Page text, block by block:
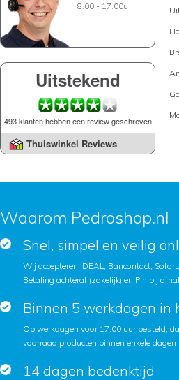
8.00 - 17.00u
Uitstekend
493 klanten hebben een review geschreven
Thuiswinkel Reviews
Waarom Pedroshop.nl
Snel, simpel en veilig
Wij accepteren iDEAL, Bancontact,
Betaling achteraf (zakelijk) en Pin bij
Binnen 5 werkdagen in
Op werkdagen voor 17.00 uur besteld,
voorraad producten binnen enkele dagen
14 dagen bedenktijd